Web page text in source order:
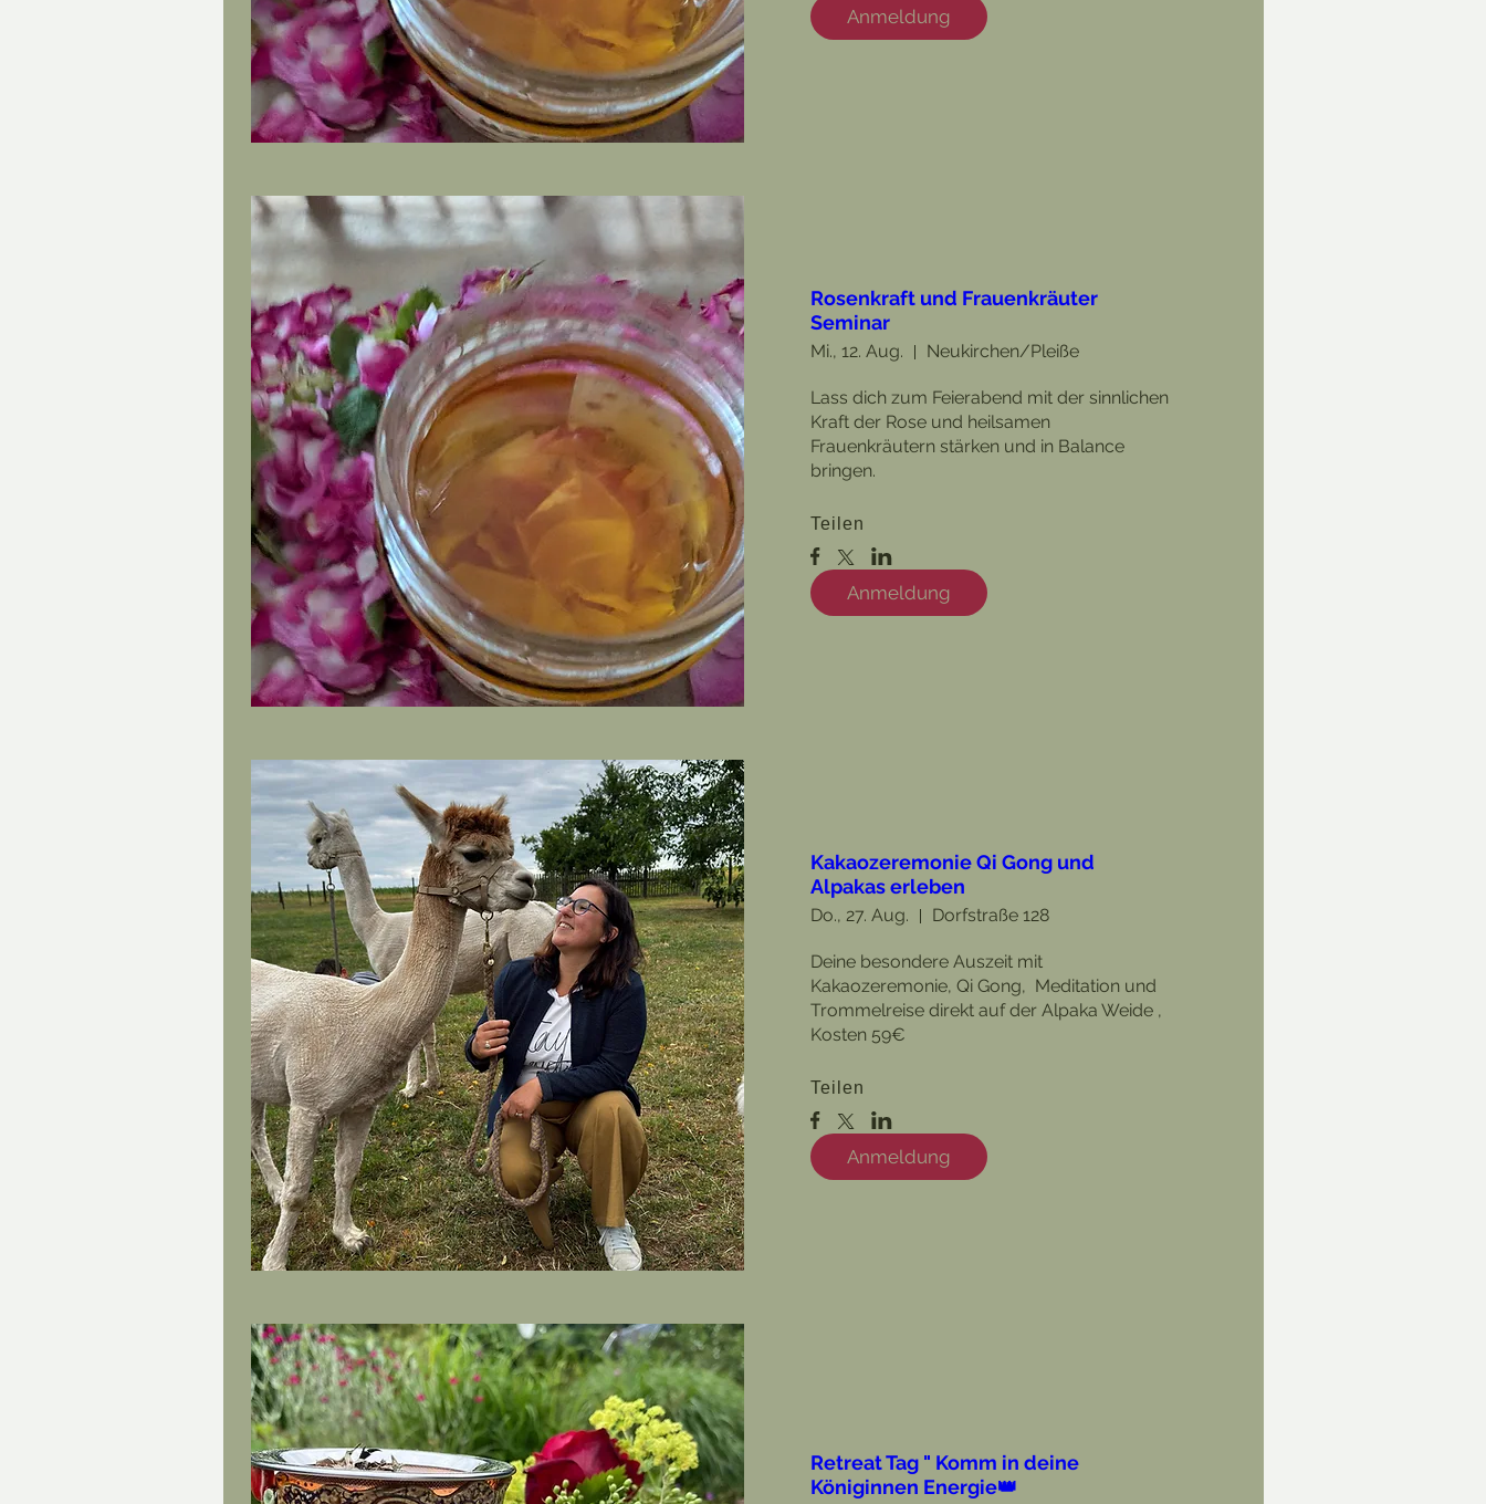
Anmeldung
Rosenkraft und Frauenkräuter
Seminar
Mi., 12. Aug. Neukirchen/Pleiße
Lass dich zum Feierabend mit der sinnlichen
Kraft der Rose und heilsamen
Frauenkräutern stärken und in Balance
bringen.
Teilen
Anmeldung
Kakaozeremonie Qi Gong und
Alpakas erleben
Do., 27. Aug. Dorfstraße 128
Deine besondere Auszeit mit
Kakaozeremonie, Qi Gong,  Meditation und
Trommelreise direkt auf der Alpaka Weide ,
Kosten 59€
Teilen
Anmeldung
Retreat Tag " Komm in deine
Königinnen Energie👑